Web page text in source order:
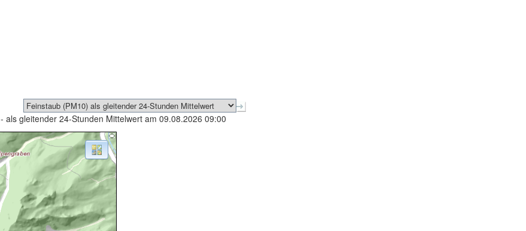
- als gleitender 24-Stunden Mittelwert am 09.08.2026 09:00